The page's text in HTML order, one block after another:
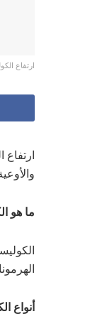
ارتفاع
ما هو
أنواع